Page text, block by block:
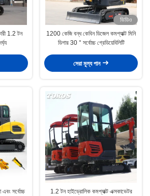
1.2 টন
ভিডিও
1200 কেজি বন্ধ কেবিন ডিজেল কমপ্যাক্ট মিনি
ডিগার 30 ° সর্বোচ্চ গ্রেডিয়েবিলিটি
সেরা মূল্য পান
সর্বোচ্চ
1.2 টন হাইড্রোলিক কমপ্যাক্ট এক্সকাভেটর